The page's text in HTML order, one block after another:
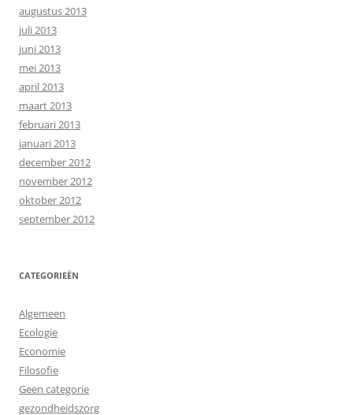
augustus 2013
juli 2013
juni 2013
mei 2013
april 2013
maart 2013
februari 2013
januari 2013
december 2012
november 2012
oktober 2012
september 2012
CATEGORIEËN
Algemeen
Ecologie
Economie
Filosofie
Geen categorie
gezondheidszorg